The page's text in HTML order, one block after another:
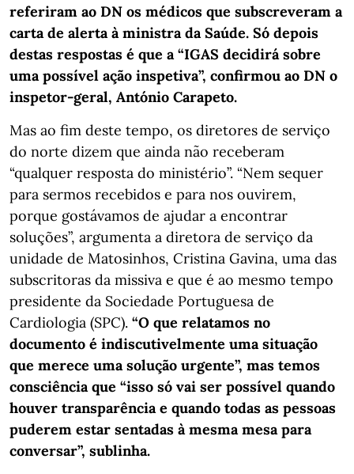
referiram ao DN os médicos que subscreveram a
carta de alerta à ministra da Saúde. Só depois
destas respostas é que a “IGAS decidirá sobre
uma possível ação inspetiva”, confirmou ao DN o
inspetor-geral, António Carapeto.
Mas ao fim deste tempo, os diretores de serviço
do norte dizem que ainda não receberam
“qualquer resposta do ministério”. “Nem sequer
para sermos recebidos e para nos ouvirem,
porque gostávamos de ajudar a encontrar
soluções”, argumenta a diretora de serviço da
unidade de Matosinhos, Cristina Gavina, uma das
subscritoras da missiva e que é ao mesmo tempo
presidente da Sociedade Portuguesa de
Cardiologia (SPC). “O que relatamos no
documento é indiscutivelmente uma situação
que merece uma solução urgente”, mas temos
consciência que “isso só vai ser possível quando
houver transparência e quando todas as pessoas
puderem estar sentadas à mesma mesa para
conversar”, sublinha.